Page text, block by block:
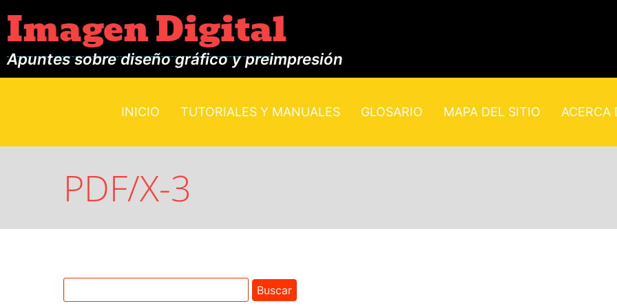
Imagen Digital
Apuntes sobre diseño gráfico y preimpresión
INICIO TUTORIALES Y MANUALES GLOSARIO MAPA DEL SITIO ACERCA
PDF/X-3